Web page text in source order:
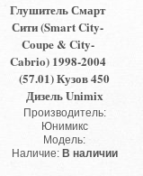
Глушитель Смарт
Сити (Smart City-
Coupe & City-
Cabrio) 1998-2004
(57.01) Кузов 450
Дизель Unimix
Производитель:
Юнимикс
Модель:
Наличие: В наличии